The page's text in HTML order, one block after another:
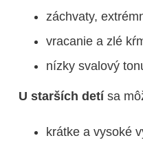
záchvaty,
vracanie a zlé
nízky svalový
U starších detí sa
krátke a vysoké